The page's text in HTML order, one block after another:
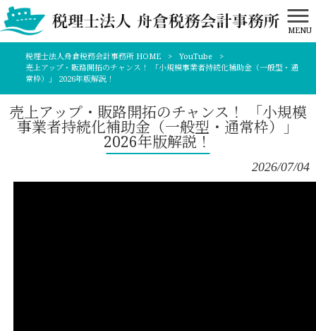
MENU
税理士法人舟倉税務会計事務所 HOME > YouTube
>
売上アップ・販路開拓のチャンス！ 「小規模事業者持続化補助金（一般型・通
常枠）」 2026年版解説！
売上アップ・販路開拓のチャンス！ 「小規模
事業者持続化補助金（一般型・通常枠）」
2026年版解説！
2026/07/04